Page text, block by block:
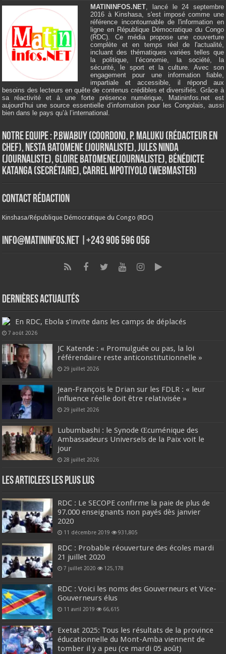
MATININFOS.NET , lancé le 24 septembre
2016 à Kinshasa, s'est imposé comme une
référence incontournable de l'information en
ligne en République Démocratique du Congo
(RDC). Ce média propose une couverture
complète et en temps réel de l'actualité,
incluant des thématiques variées telles que
la politique, l’économie, la société, la
sécurité, le sport et la culture. Avec son
engagement pour une information fiable,
impartiale et accessible, il répond aux
besoins des lecteurs en quête de contenus crédibles et diversifiés. Grâce à
sa réactivité et à une forte présence numérique, Matininfos.net est
aujourd’hui une source essentielle d’information pour les Congolais, aussi
bien dans le pays qu’à l’international.
Notre Equipe : P.Bwabuy (Coordon), P. Maluku (Rédacteur en
Chef), Nesta Batomene (Journaliste), Jules Ninda
(Journaliste), Gloire Batomene(Journaliste), Bénédicte
Katanga (Secrétaire), Carrel Mpotiyolo (Webmaster)
Contact Rédaction
Kinshasa/République Démocratique du Congo (RDC)
info@matininfos.net |+243 906 596 056
Dernières Actualités
En RDC, Ebola s’invite dans les camps de déplacés
7 août 2026
JC Katende : « Promulguée ou pas, la loi
référendaire reste anticonstitutionnelle »
29 juillet 2026
Jean-François le Drian sur les FDLR : « leur
influence réelle doit être relativisée »
29 juillet 2026
Lubumbashi : le Synode Œcuménique des
Ambassadeurs Universels de la Paix voit le
jour
28 juillet 2026
Les Articlees les plus Lus
RDC : Le SECOPE confirme la paie de plus de
97.000 enseignants non payés dès janvier
2020
11 décembre 2019 931,805
RDC : Probable réouverture des écoles mardi
21 juillet 2020
7 juillet 2020 125,178
RDC : Voici les noms des Gouverneurs et Vice-
Gouverneurs élus
11 avril 2019 66,615
Exetat 2025: Tous les résultats de la province
éducationnelle du Mont-Amba viennent de
tomber il y a peu (ce mardi 05 août)